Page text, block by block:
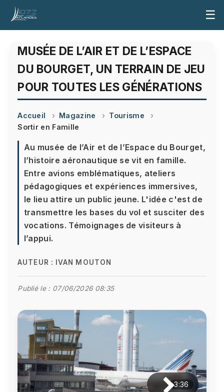
☰
MUSÉE DE L’AIR ET DE L’ESPACE
DU BOURGET, UN TERRAIN DE JEU
POUR TOUTES LES GÉNÉRATIONS
Accueil Magazine
Tourisme
Sortir en Famille
Au musée de l’Air et de l’Espace du Bourget,
l’histoire aéronautique se vit en famille.
Entre avions emblématiques, ateliers
pédagogiques et expériences immersives,
le lieu attire un public jeune. L'idée c'est de
transmettre les bases du vol et susciter des
vocations. Témoignages de visiteurs à
l’appui.
AUTEUR : IVAN MOUTON
Publié le : 07/06/2026 08:35
3:36